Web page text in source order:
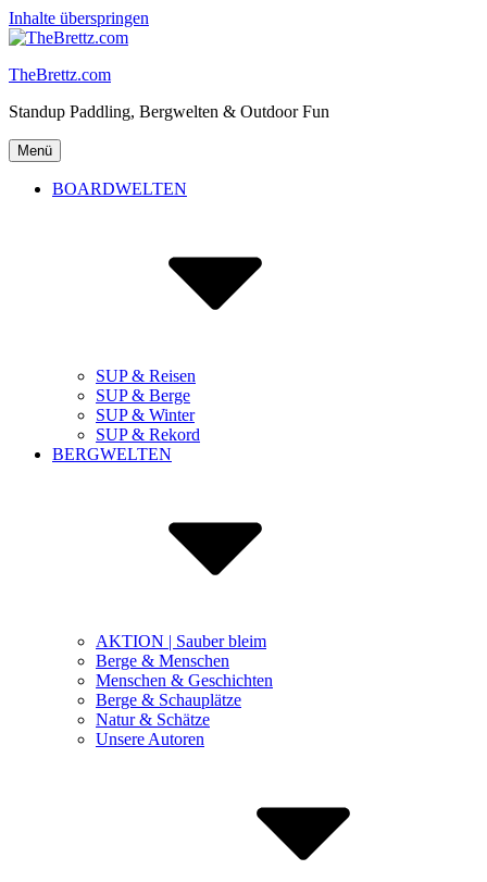
Inhalte überspringen
TheBrettz.com
Standup Paddling, Bergwelten & Outdoor Fun
Menü
BOARDWELTEN
SUP & Reisen
SUP & Berge
SUP & Winter
SUP & Rekord
BERGWELTEN
AKTION | Sauber bleim
Berge & Menschen
Menschen & Geschichten
Berge & Schauplätze
Natur & Schätze
Unsere Autoren